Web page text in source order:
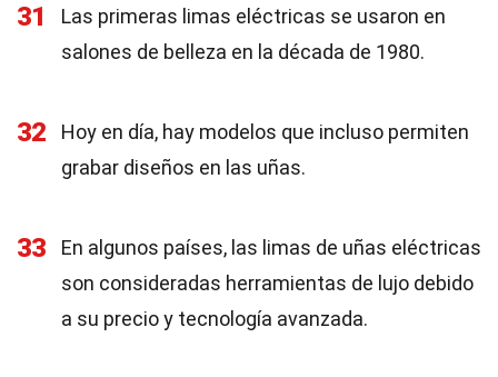
31
Las primeras limas eléctricas se usaron en
salones de belleza en la década de 1980.
32
Hoy en día, hay modelos que incluso permiten
grabar diseños en las uñas.
33
En algunos países, las limas de uñas eléctricas
son consideradas herramientas de lujo debido
a su precio y tecnología avanzada.